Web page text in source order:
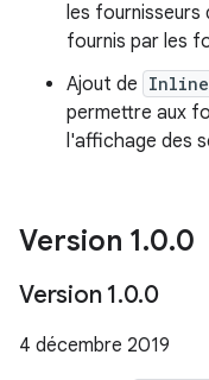
les fournisseurs
fournis par les
Ajout de
permettre aux
l'affichage des
Version 1.0.0
Version 1.0.0
4 décembre 2019